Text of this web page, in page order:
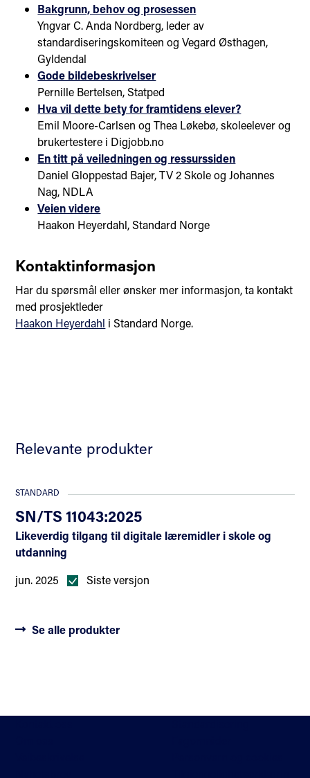
Bakgrunn, behov og prosessen
Yngvar C. Anda Nordberg, leder av
standardiseringskomiteen og Vegard Østhagen,
Gyldendal
Gode bildebeskrivelser
Pernille Bertelsen, Statped
Hva vil dette bety for framtidens elever?
Emil Moore-Carlsen og Thea Løkebø, skoleelever og
brukertestere i Digjobb.no
En titt på veiledningen og ressurssiden
Daniel Gloppestad Bajer, TV 2 Skole og Johannes
Nag, NDLA
Veien videre
Haakon Heyerdahl, Standard Norge
Kontaktinformasjon
Har du spørsmål eller ønsker mer informasjon, ta kontakt
med prosjektleder
Haakon Heyerdahl i Standard Norge.
Relevante produkter
STANDARD
SN/TS 11043:2025
Likeverdig tilgang til digitale læremidler i skole og
utdanning
jun. 2025
Siste versjon
Se alle produkter